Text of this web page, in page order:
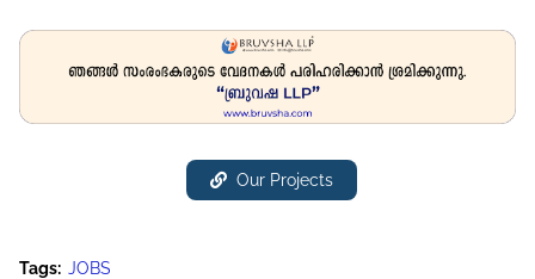
Our Projects
Tags: JOBS